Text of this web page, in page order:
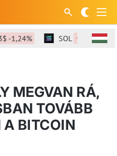
SOL 72,91$ -
MEGVAN RÁ,
TOVÁBB
A BITCOIN